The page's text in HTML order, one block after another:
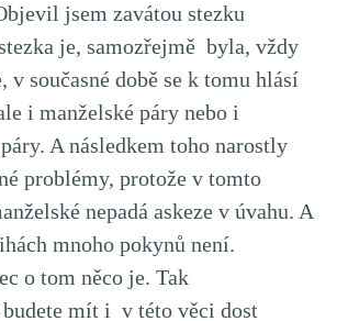
jsem zavátou stezku
je, samozřejmě byla, vždy
v současné době se k tomu hlásí
i manželské páry nebo i
A následkem toho narostly
problémy, protože v tomto
nepadá askeze v úvahu. A
mnoho pokynů není.
o tom něco je. Tak
budete mít i v této věci dost